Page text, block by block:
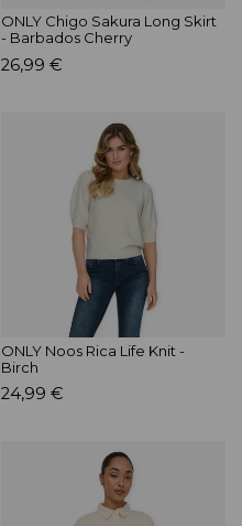
ONLY Chigo Sakura Long Skirt
- Barbados Cherry
26,99 €
ONLY Noos Rica Life Knit -
Birch
24,99 €